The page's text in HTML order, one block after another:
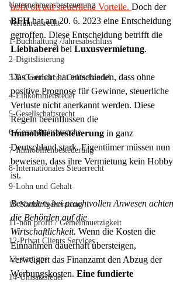
Unternehmensbesteuerung
Verfahrensrecht
1-Buchhaltung /Jahresabschluss
2-Digitslisierung
3-E-Commerce / Onlinehandel
4-Einkommensteuer
5-Gesellschaftsrecht
6-Gesundheitsbranche
7-Immobilienbesteuerung
8-Internationales Steuerrecht
9-Lohn und Gehalt
10-Nachfolgeberatung
11-non profit / Gemeinnuetzigkeit
12-Privat Clients Services
13-start ups
14-Umsatzsteuer
hofft oft auf steuerliche Vorteile. Doch der
BFH hat am 20. 6. 2023 eine Entscheidung
getroffen. Diese Entscheidung betrifft die
Liebhaberei bei Luxusvermietung.
Das Gericht hat entschieden, dass ohne
positive Prognose für Gewinne, steuerliche
Verluste nicht anerkannt werden. Diese
Regeln beeinflussen die
Immobilienbesteuerung in ganz
Deutschland stark. Eigentümer müssen nun
beweisen, dass ihre Vermietung kein Hobby
ist.
Besonders bei prachtvollen Anwesen achten
die Behörden auf die
Wirtschaftlichkeit. Wenn die Kosten die
Einnahmen dauerhaft übersteigen,
verweigert das Finanzamt den Abzug der
Werbungskosten. Eine fundierte